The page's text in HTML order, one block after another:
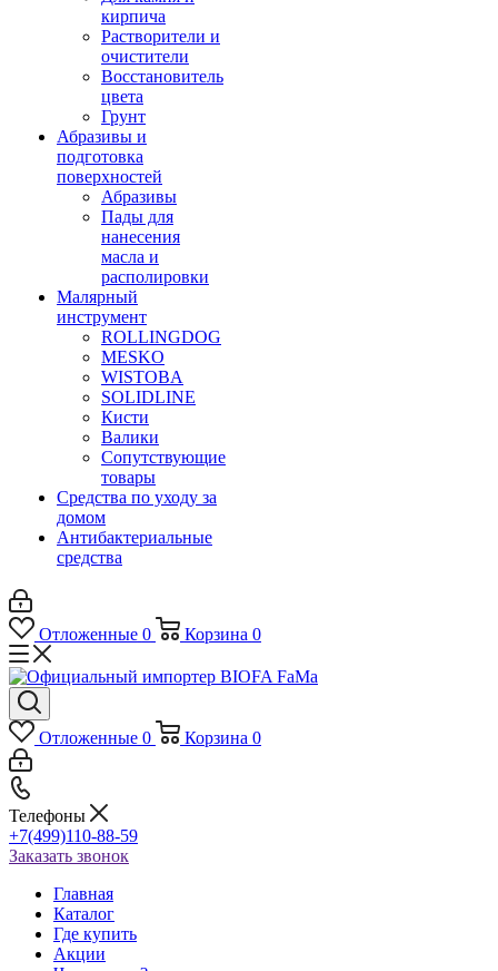
кирпича
Растворители и
очистители
Восстановитель
цвета
Грунт
Абразивы и
подготовка
поверхностей
Абразивы
Пады для
нанесения
масла и
располировки
Малярный
инструмент
ROLLINGDOG
MESKO
WISTOBA
SOLIDLINE
Кисти
Валики
Сопутствующие
товары
Средства по уходу за
домом
Антибактериальные
средства
Отложенные 0 Корзина 0
Отложенные 0 Корзина 0
Телефоны
+7(499)110-88-59
Заказать звонок
Главная
Каталог
Где купить
Акции